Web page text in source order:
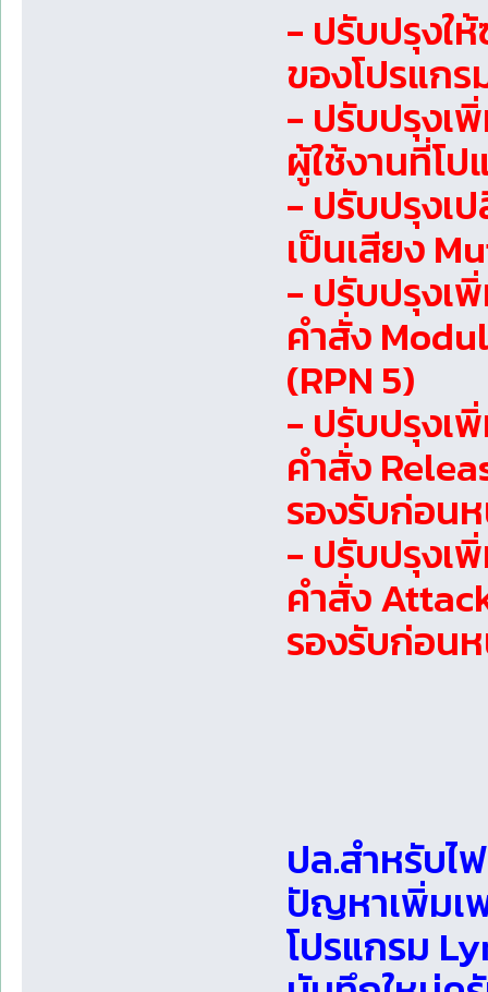
- ปรับปรุงใ
ของโปรแก
- ปรับปรุงเ
ผู้ใช้งานที่โ
- ปรับปรุงเ
เป็นเสียง
- ปรับปรุงเ
คำสั่ง
(RPN 5)
- ปรับปรุงเ
คำสั่ง
รองรับก่อน
- ปรับปรุงเ
คำสั่ง
รองรับก่อน
ปล.สำหรับไ
ปัญหาเพิ่มเ
โปรแกรม